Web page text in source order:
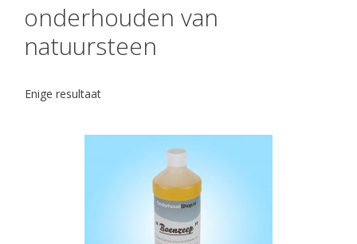
onderhouden van
natuursteen
Enige resultaat